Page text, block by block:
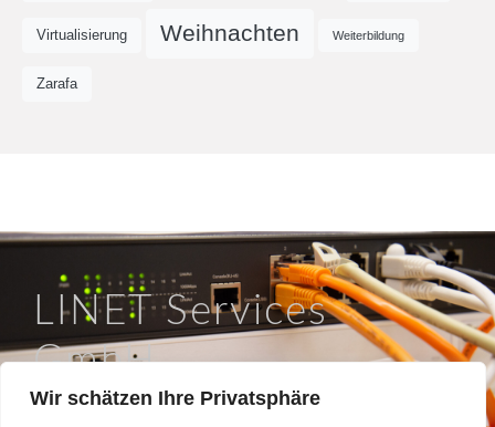
Wir schätzen Ihre Privatsphäre
Virtualisierung Weihnachten Weiterbildung
Zarafa
LINET Services
GmbH
So läuft IT in Braunschweig.